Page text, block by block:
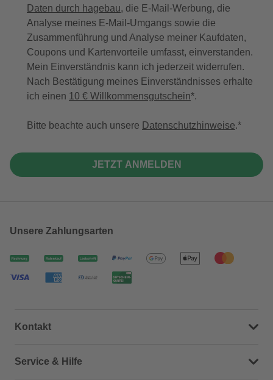
Daten durch hagebau, die E-Mail-Werbung, die
Analyse meines E-Mail-Umgangs sowie die
Zusammenführung und Analyse meiner Kaufdaten,
Coupons und Kartenvorteile umfasst, einverstanden.
Mein Einverständnis kann ich jederzeit widerrufen.
Nach Bestätigung meines Einverständnisses erhalte
ich einen 10 € Willkommensgutschein*.
Bitte beachte auch unsere Datenschutzhinweise.
JETZT ANMELDEN
Unsere Zahlungsarten
Kontakt
Dein Kontakt zu uns
Service & Hilfe